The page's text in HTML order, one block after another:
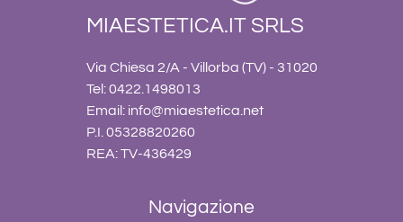
MIAESTETICA.IT SRLS
Via Chiesa 2/A - Villorba (TV) - 31020
Tel: 0422.1498013
Email: info@miaestetica.net
P.I. 05328820260
REA: TV-436429
Navigazione